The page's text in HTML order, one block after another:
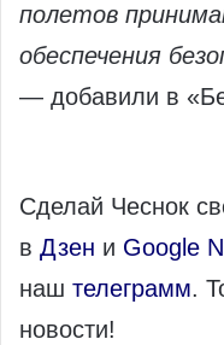
полетов
обеспечения
— добавили в
Сделай Чеснок
в Дзен и Google
наш телеграмм.
новости!